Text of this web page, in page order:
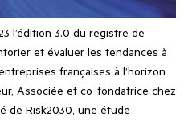
l’édition 3.0 du registre de
et évaluer les tendances à
françaises à l’horizon
Associée et co-fondatrice chez
de Risk2030, une étude